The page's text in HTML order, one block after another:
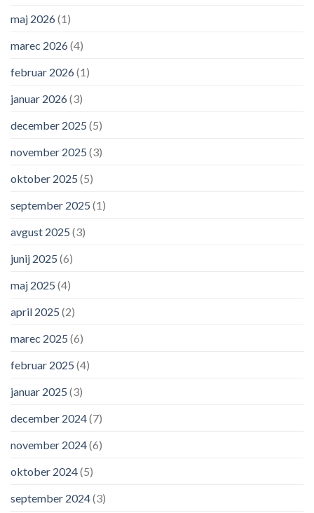
maj 2026(1)
marec 2026(4)
februar 2026(1)
januar 2026(3)
december 2025 (5)
november 2025 (3)
oktober 2025 (5)
september 2025 (1)
avgust 2025 (3)
junij 2025 (6)
maj 2025 (4)
april 2025 (2)
marec 2025 (6)
februar 2025 (4)
januar 2025 (3)
december 2024(7)
november 2024(6)
oktober 2024(5)
september 2024(3)